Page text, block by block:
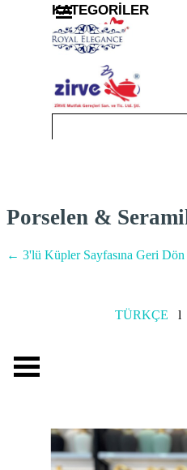
Menüyü atla
KATEGORİLER
Porselen &
← 3'lü Küpler Sayfasına Geri Dön
TÜRKÇE l